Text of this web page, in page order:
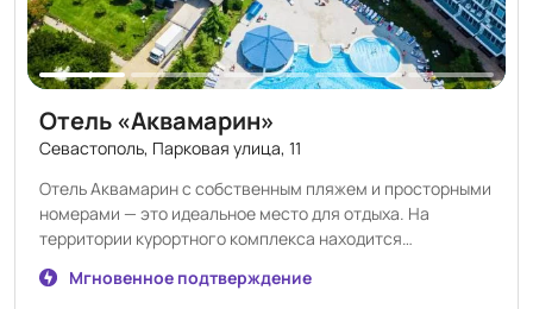
Отель «Аквамарин»
Севастополь, Парковая улица, 11
Отель Аквамарин с собственным пляжем и просторными
номерами — это идеальное место для отдыха. На
территории курортного комплекса находится
единственный в Севастополе аквапарк Зурбаган,
детский центр Аквамания, Медицинский центр здоровья
Мгновенное подтверждение